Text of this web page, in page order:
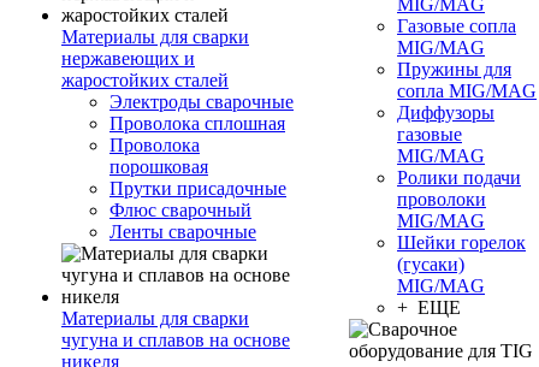
Материалы для сварки
нержавеющих и
жаростойких сталей
Электроды сварочные
Проволока сплошная
Проволока
порошковая
Прутки присадочные
Флюс сварочный
Ленты сварочные
Материалы для сварки
чугуна и сплавов на основе
никеля
MIG/MAG
Газовые сопла
MIG/MAG
Пружины для
сопла MIG/MAG
Диффузоры
газовые
MIG/MAG
Ролики подачи
проволоки
MIG/MAG
Шейки горелок
(гусаки)
MIG/MAG
+ ЕЩЕ